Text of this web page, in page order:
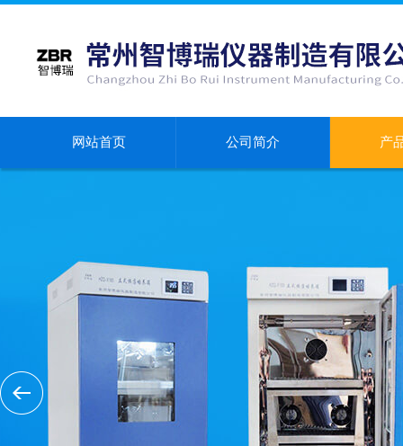
网站首页 公司简介 产